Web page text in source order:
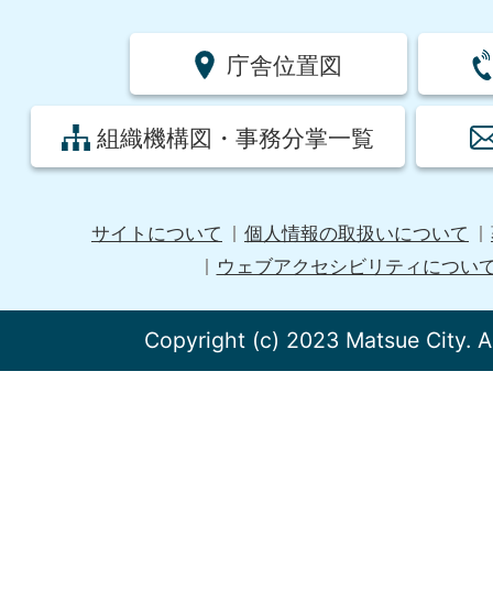
庁舎位置図
組織機構図・事務分掌一覧
サイトについて 個人情報の取扱いについて
ウェブアクセシビリティについ
Copyright (c) 2023 Matsue City.